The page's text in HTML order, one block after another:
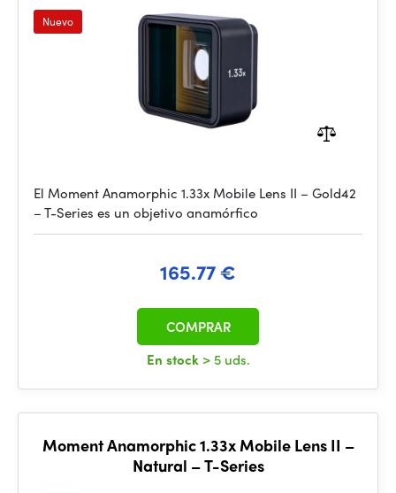
Nuevo
El Moment Anamorphic 1.33x Mobile Lens II – Gold42
– T-Series es un objetivo anamórfico
165.77 €
En stock > 5 uds.
COMPRAR
Moment Anamorphic 1.33x Mobile Lens II –
Natural – T-Series